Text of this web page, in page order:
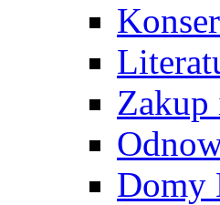
Zakup
Domy